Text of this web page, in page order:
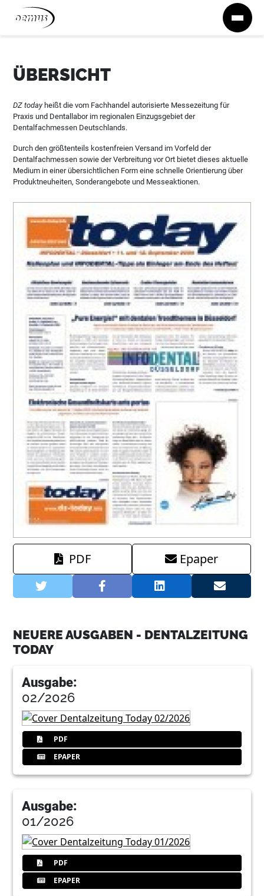
Zum Inhalt springen
ÜBERSICHT
DZ todayheißt die vom Fachhandel autorisierte Messezeitung für
Praxis und Dentallabor im regionalen Einzugsgebiet der
Dentalfachmessen Deutschlands.
Durch den größtenteils kostenfreien Versand im Vorfeld der
Dentalfachmessen sowie der Verbreitung vor Ort bietet dieses aktuelle
Medium in einer übersichtlichen Form eine schnelle Orientierung über
Produktneuheiten, Sonderangebote und Messeaktionen.
PDF Epaper
NEUERE AUSGABEN - DENTALZEITUNG
TODAY
Ausgabe:
02/2026
PDF
EPAPER
Ausgabe:
01/2026
PDF
EPAPER